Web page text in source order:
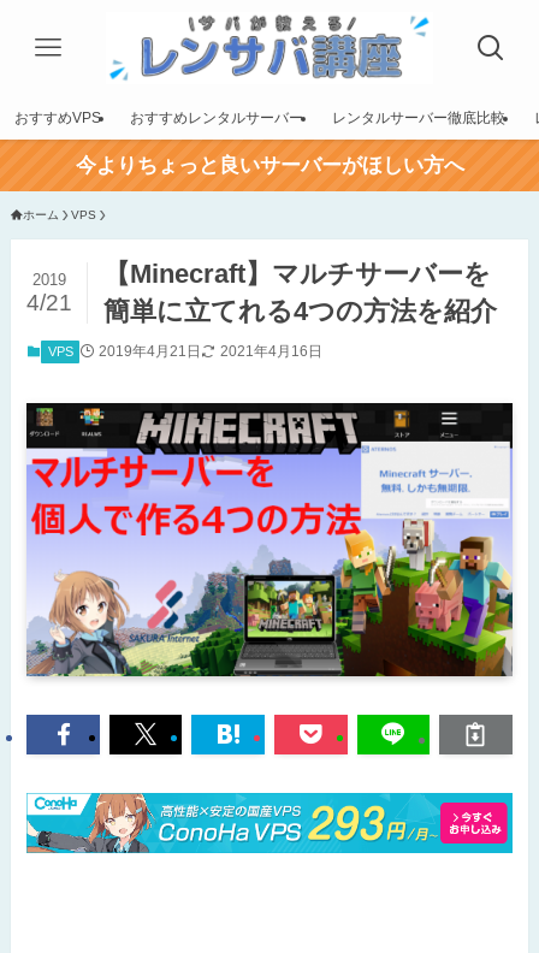
おすすめVPS おすすめレンタルサーバー レンタルサーバー徹底比較
今よりちょっと良いサーバーがほしい方へ
ホーム VPS
【Minecraft】マルチサーバーを
簡単に立てれる4つの方法を紹介
2019
4/21
VPS 2019年4月21日 2021年4月16日